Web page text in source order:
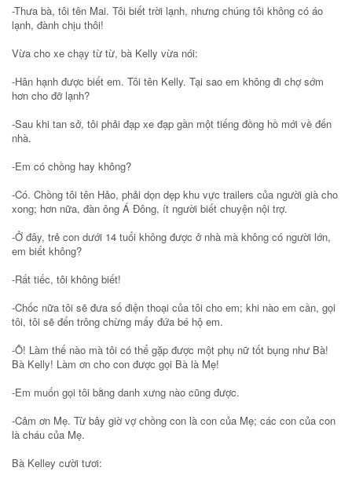
-Thưa bà, tôi tên Mai. Tôi biết trời lạnh, nhưng chúng tôi không có áo
lạnh, đành chịu thôi!
Vừa cho xe chạy từ từ, bà Kelly vừa nói:
-Hân hạnh được biết em. Tôi tên Kelly. Tại sao em không đi chợ sớm
hơn cho đỡ lạnh?
-Sau khi tan sở, tôi phải đạp xe đạp gần một tiếng đồng hồ mới về đến
nhà.
-Em có chồng hay không?
-Có. Chồng tôi tên Hảo, phải dọn dẹp khu vực trailers của người già cho
xong; hơn nữa, đàn ông Á Đông, ít người biết chuyện nội trợ.
-Ở đây, trẻ con dưới 14 tuổi không được ở nhà mà không có người lớn,
em biết không?
-Rất tiếc, tôi không biết!
-Chốc nữa tôi sẽ đưa số điện thoại của tôi cho em; khi nào em cần, gọi
tôi, tôi sẽ đến trông chừng mấy đứa bé hộ em.
-Ô! Làm thế nào mà tôi có thể gặp được một phụ nữ tốt bụng như Bà!
Bà Kelly! Làm ơn cho con được gọi Bà là Mẹ!
-Em muốn gọi tôi bằng danh xưng nào cũng được.
-Cảm ơn Mẹ. Từ bây giờ vợ chồng con là con của Mẹ; các con của con
là cháu của Mẹ.
Bà Kelley cười tươi: